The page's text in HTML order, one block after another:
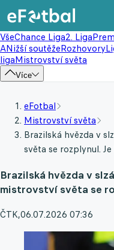
VšeChance Liga2. Liga
ANižší soutěžeRozhovory
ligaMistrovství světa
Více
eFotbal
Mistrovství světa
Brazilská hvězda v
světa se rozplynul.
Brazilská hvězda v
mistrovství světa se
ČTK,06.07.2026 07:36